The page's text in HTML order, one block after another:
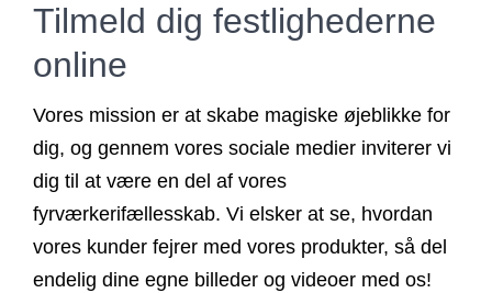
Tilmeld dig festlighederne
online
Vores mission er at skabe magiske øjeblikke for
dig, og gennem vores sociale medier inviterer vi
dig til at være en del af vores
fyrværkerifællesskab. Vi elsker at se, hvordan
vores kunder fejrer med vores produkter, så del
endelig dine egne billeder og videoer med os!